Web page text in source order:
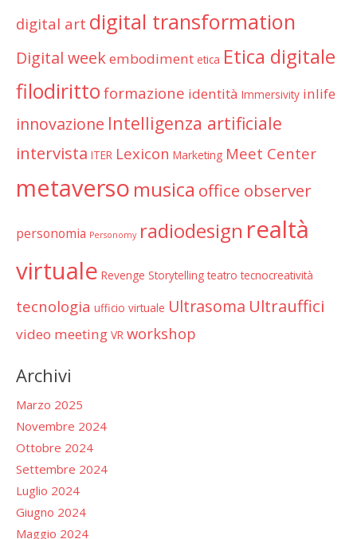
digital art digital transformation
Digital weekembodiment etica Etica digitale
filodiritto formazione identità Immersivity inlife
innovazione Intelligenza artificiale
intervista ITER Lexicon Marketing Meet Center
metaverso musica office observer
personomia Personomy radiodesign realtà
virtuale Revenge Storytelling teatro tecnocreatività
tecnologia ufficio virtuale Ultrasoma Ultrauffici
video meeting VR workshop
Archivi
Marzo 2025
Novembre 2024
Ottobre 2024
Settembre 2024
Luglio 2024
Giugno 2024
Maggio 2024